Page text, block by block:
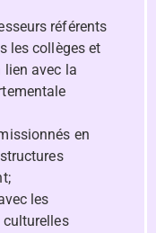
référents
les collèges et
lien avec la
en
les